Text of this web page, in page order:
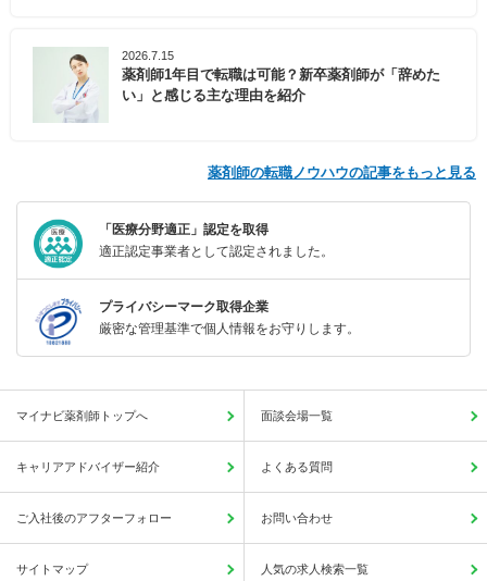
2026.7.15
薬剤師1年目で転職は可能？新卒薬剤師が「辞めた
い」と感じる主な理由を紹介
薬剤師の転職ノウハウの記事をもっと見る
「医療分野適正」認定を取得
適正認定事業者として認定されました。
プライバシーマーク取得企業
厳密な管理基準で個人情報をお守りします。
マイナビ薬剤師トップへ 面談会場一覧
キャリアアドバイザー紹介 よくある質問
ご入社後のアフターフォロー お問い合わせ
サイトマップ 人気の求人検索一覧